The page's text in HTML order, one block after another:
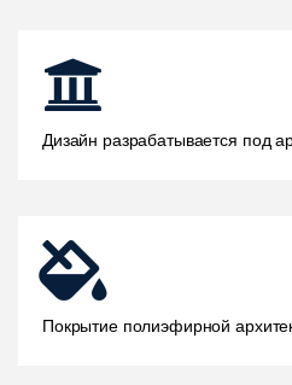
Дизайн разрабатывается под
Покрытие полиэфирной